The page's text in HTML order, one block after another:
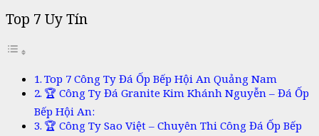
Top 7 Uy Tín
Top 7 Công Ty Đá Ốp Bếp Hội An Quảng Nam
🏆 Công Ty Đá Granite Kim Khánh Nguyễn – Đá Ốp
Bếp Hội An:
🏆 Công Ty Sao Việt – Chuyên Thi Công Đá Ốp Bếp